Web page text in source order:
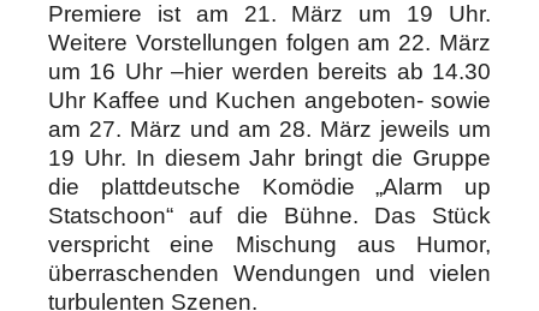
Premiere ist am 21. März um 19 Uhr.
Weitere Vorstellungen folgen am 22. März
um 16 Uhr –hier werden bereits ab 14.30
Uhr Kaffee und Kuchen angeboten- sowie
am 27. März und am 28. März jeweils um
19 Uhr. In diesem Jahr bringt die Gruppe
die plattdeutsche Komödie „Alarm up
Statschoon“ auf die Bühne. Das Stück
verspricht eine Mischung aus Humor,
überraschenden Wendungen und vielen
turbulenten Szenen.